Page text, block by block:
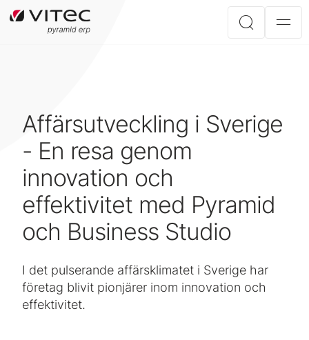
Affärsutveckling i Sverige
- En resa genom
innovation och
effektivitet med Pyramid
och Business Studio
I det pulserande affärsklimatet i Sverige har
företag blivit pionjärer inom innovation och
effektivitet.